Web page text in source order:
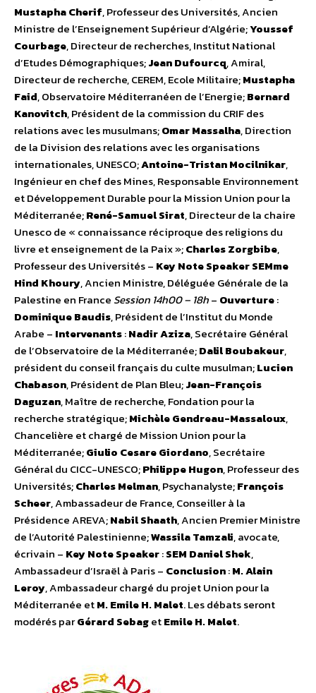
Mustapha Cherif, Professeur des Universités, Ancien
Ministre de l’Enseignement Supérieur d’Algérie;Youssef
Courbage, Directeur de recherches, Institut National
d’Etudes Démographiques;Jean Dufourcq, Amiral,
Directeur de recherche, CEREM, Ecole Militaire;Mustapha
Faid, Observatoire Méditerranéen de l’Energie;Bernard
Kanovitch, Président de la commission du CRIF des
relations avec les musulmans;Omar Massalha, Direction
de la Division des relations avec les organisations
internationales, UNESCO;Antoine-Tristan Mocilnikar,
Ingénieur en chef des Mines, Responsable Environnement
et Développement Durable pour la Mission Union pour la
Méditerranée;René-Samuel Sirat, Directeur de la chaire
Unesco de « connaissance réciproque des religions du
livre et enseignement de la Paix »;Charles Zorgbibe,
Professeur des Universités – Key Note SpeakerSEMme
Hind Khoury, Ancien Ministre, Déléguée Générale de la
Palestine en France Session 14h00 – 18h– Ouverture:
Dominique Baudis, Président de l’Institut du Monde
Arabe – Intervenants:Nadir Aziza, Secrétaire Général
de l’Observatoire de la Méditerranée;Dalil Boubakeur,
président du conseil français du culte musulman;Lucien
Chabason, Président de Plan Bleu;Jean-François
Daguzan, Maître de recherche, Fondation pour la
recherche stratégique;Michèle Gendreau-Massaloux,
Chancelière et chargé de Mission Union pour la
Méditerranée;Giulio Cesare Giordano, Secrétaire
Général du CICC-UNESCO;Philippe Hugon, Professeur des
Universités;Charles Melman, Psychanalyste;François
Scheer, Ambassadeur de France, Conseiller à la
Présidence AREVA;Nabil Shaath, Ancien Premier Ministre
de l’Autorité Palestinienne;Wassila Tamzali, avocate,
écrivain – Key Note Speaker:SEM Daniel Shek,
Ambassadeur d’Israël à Paris – Conclusion:M. Alain
Leroy, Ambassadeur chargé du projet Union pour la
Méditerranée etM. Emile H. Malet. Les débats seront
modérés parGérard SebagetEmile H. Malet.